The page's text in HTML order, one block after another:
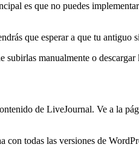
es que no puedes
que esperar a que tu antiguo
manualmente o
de LiveJournal. Ve a la
todas las versiones de